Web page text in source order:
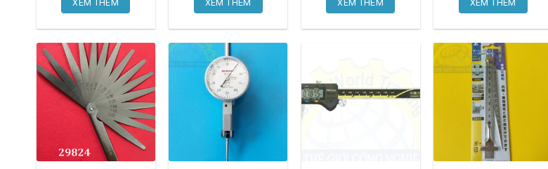
XEM THÊM
Mitutoyo
XEM THÊM
Peacock
XEM THÊM XEM THÊM